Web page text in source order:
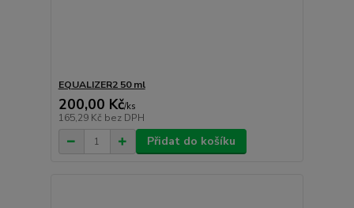
EQUALIZER2 50 ml
200,00 Kč/ks
165,29 Kč bez DPH
Přidat do košíku